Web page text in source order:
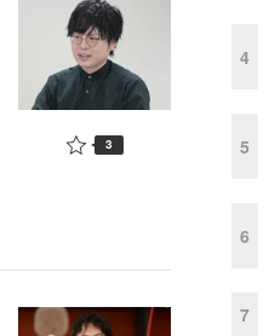
3
4
5
6
7